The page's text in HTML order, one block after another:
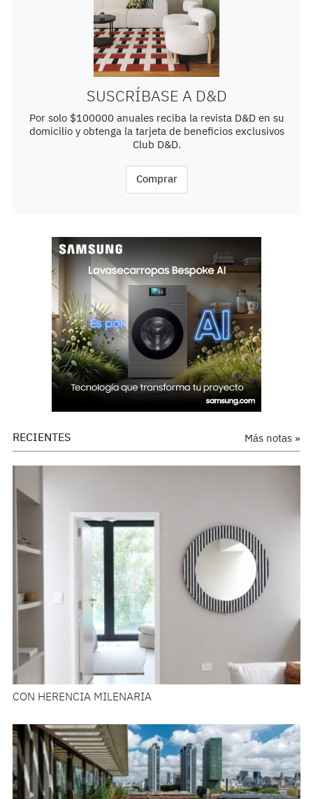
SUSCRÍBASE A D&D
Por solo $100000 anuales reciba la revista D&D en su
domicilio y obtenga la tarjeta de beneficios exclusivos
Club D&D.
Comprar
Más notas »
RECIENTES
CON HERENCIA MILENARIA